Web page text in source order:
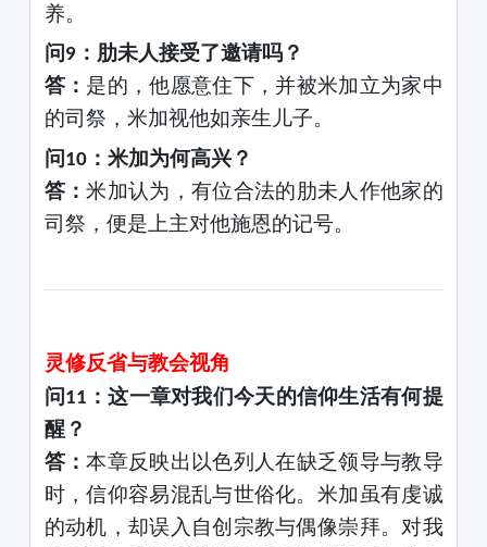
养。
问 9：肋未人接受了邀请吗？
答： 是的，他愿意住下，并被米加立为家中
的司祭，米加视他如亲生儿子。
问 10：米加为何高兴？
答：米加认为，有位合法的肋未人作他家的
司祭，便是上主对他施恩的记号。
灵修反省与教会视角
问 11 ：这一章对我们今天的信仰生活有何提
醒？
答：本章反映出以色列人在缺乏领导与教导
时，信仰容易混乱与世俗化。米加虽有虔诚
的动机，却误入自创宗教与偶像崇拜。对我